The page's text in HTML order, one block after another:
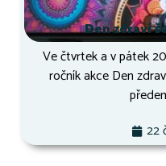
Den zdraví
Ve čtvrtek a v pátek
ročník akce Den
22